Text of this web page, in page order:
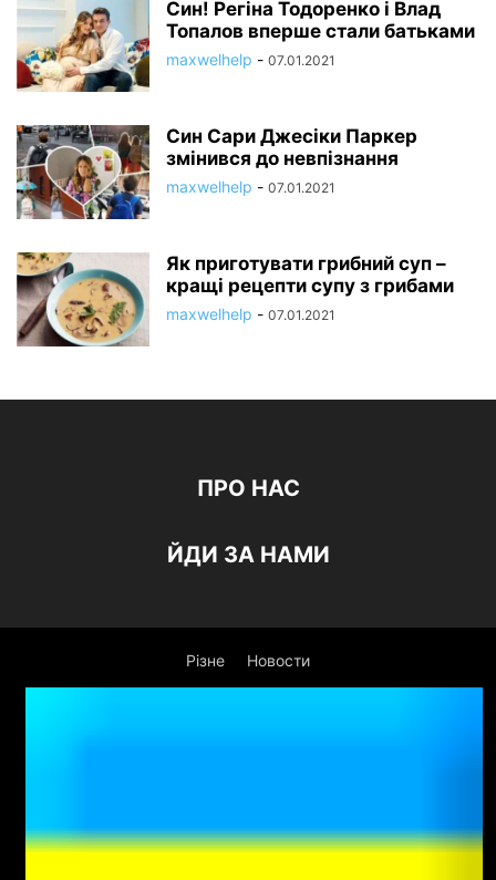
Син! Регіна Тодоренко і Влад
Топалов вперше стали батьками
maxwelhelp - 07.01.2021
Син Сари Джесіки Паркер
змінився до невпізнання
maxwelhelp - 07.01.2021
Як приготувати грибний суп –
кращі рецепти супу з грибами
maxwelhelp - 07.01.2021
ПРО НАС
ЙДИ ЗА НАМИ
Різне Новости